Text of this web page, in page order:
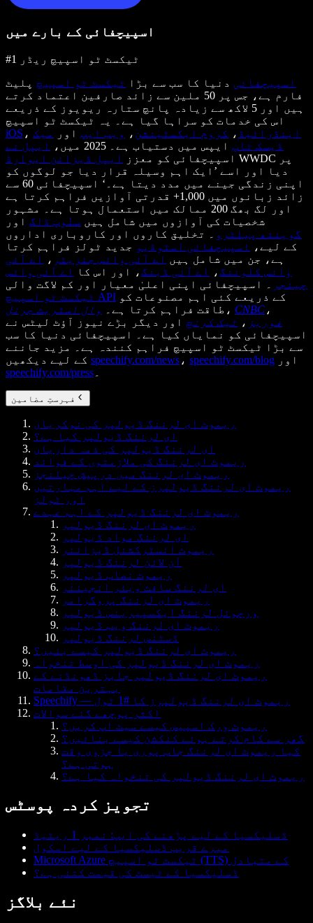
اسپیچفائی کے بارے میں
#1 ٹیکسٹ ٹو اسپیچ ریڈر
اسپیچفائی دنیا کا سب سے بڑا ٹیکسٹ ٹو اسپیچ پلیٹ
فارم ہے، جس پر 50 ملین سے زائد صارفین اعتماد کرتے
ہیں اور 5 لاکھ سے زیادہ پانچ ستارہ ریویوز کے ذریعے
اس کی خدمات کو سراہا گیا ہے۔ یہ ٹیکسٹ ٹو اسپیچ
iOS ، اینڈرائیڈ ، کروم ایکسٹینشن ، ویب ایپ اور
میک
ڈیسک ٹاپ ایپس میں دستیاب ہے۔ 2025 میں،
ایپل نے
اسپیچفائی کو معزز
ایپل ڈیزائن ایوارڈ
WWDC پر
دیا اور اسے ’ایک اہم وسیلہ قرار دیا جو لوگوں کو
اپنی زندگی جینے میں مدد دیتا ہے۔‘ اسپیچفائی 60 سے
زائد زبانوں میں 1,000+ قدرتی آوازیں فراہم کرتا ہے
اور لگ بھگ 200 ممالک میں استعمال ہوتا ہے۔ مشہور
شخصیات کی آوازوں میں شامل ہیں سنُوپ ڈاگ اور
گوینتھ پیلٹرو
۔ تخلیق کاروں اور کاروباری اداروں
کے لیے،
اسپیچفائی اسٹوڈیو جدید ٹولز فراہم کرتا
ہے، جن میں شامل ہیں اے آئی وائس جنریٹر ،
اے آئی
وائس کلوننگ، اے آئی ڈبنگ، اور اس کا
اے آئی وائس
چینجر
۔ اسپیچفائی اپنی اعلیٰ معیار اور کم لاگت والی
ٹیکسٹ ٹو اسپیچ API
طاقت فراہم کرتا ہے۔
وال اسٹریٹ جرنل ، CNBC ،
فوربز ، ٹیک کرنچ اور دیگر بڑے نیوز آؤٹ لیٹس نے
اسپیچفائی کو نمایاں کیا ہے۔ اسپیچفائی دنیا کا سب
سے بڑا ٹیکسٹ ٹو اسپیچ فراہم کنندہ ہے۔ مزید جاننے
speechify.com/news ، speechify.com/blog اور
speechify.com/press
فہرستِ مضامین
ریموٹ ای لرننگ ڈیولپر کی نوکریاں
ای لرننگ ڈیولپر کیا ہے؟
ای لرننگ ڈیولپر کی ذمہ داریاں
ریموٹ ای لرننگ کی ملازمتوں کے فوائد
ریموٹ ای لرننگ میں درپیش چیلنجز
ریموٹ ای لرننگ ڈیولپرز کے لیے اہم مہارتیں
اور ٹولز
ریموٹ ای لرننگ ڈیولپر کے اہم عہدے
ریموٹ ای لرننگ ڈیولپر
ای لرننگ مواد ڈیولپر
ریموٹ انسٹرکشنل ڈیزائنر
آن لائن لرننگ ڈیولپر
ریموٹ نصاب ڈیولپر
ای لرننگ سافٹ ویئر انجینئر
ریموٹ ای لرننگ پروگرامر
ورچوئل لرننگ ایکسپیرینس ڈیولپر
ریموٹ ای لرننگ ویب ڈیولپر
ڈسٹنس لرننگ ڈیولپر
ریموٹ ای لرننگ ڈیولپر کیسے بنیں؟
ریموٹ ای لرننگ ڈیولپر کی اوسط تنخواہ
ریموٹ ای لرننگ ڈیولپر جابز ڈھونڈنے کے
بہترین مقامات
Speechify — ریموٹ ای لرننگ ڈیولپرز کا #1 ٹول
اکثر پوچھے گئے سوالات
ریموٹ ورک اسپیس کیسے سیٹ اپ کریں؟
گھر سے کام کرتے ہوئے کنکشن کیسے بنائیں؟
کیا ریموٹ ای لرننگ جاب پوری یا جزوی وقت
ہوتی ہے؟
ریموٹ ای لرننگ ڈیولپر کی تنخواہ کیا ہے؟
تجویز کردہ پوسٹس
ڈسلیکسیا کے لیے پڑھنے کی ایپ: نمبر 1 ریٹیڈ
میرے قریب ڈسلیکسیا کے لیے اسکول
Microsoft Azure ٹیکسٹ ٹو اسپیچ (TTS) کے متبادل
ڈسلیکسیا کے ٹیسٹ کی قیمت کتنی ہے؟
نئے بلاگز